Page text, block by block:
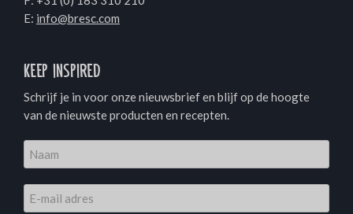
E: info@bresc.com
Keep inspired
Schrijf je in voor onze nieuwsbrief en blijf op de hoogte
van de nieuwste producten en recepten.